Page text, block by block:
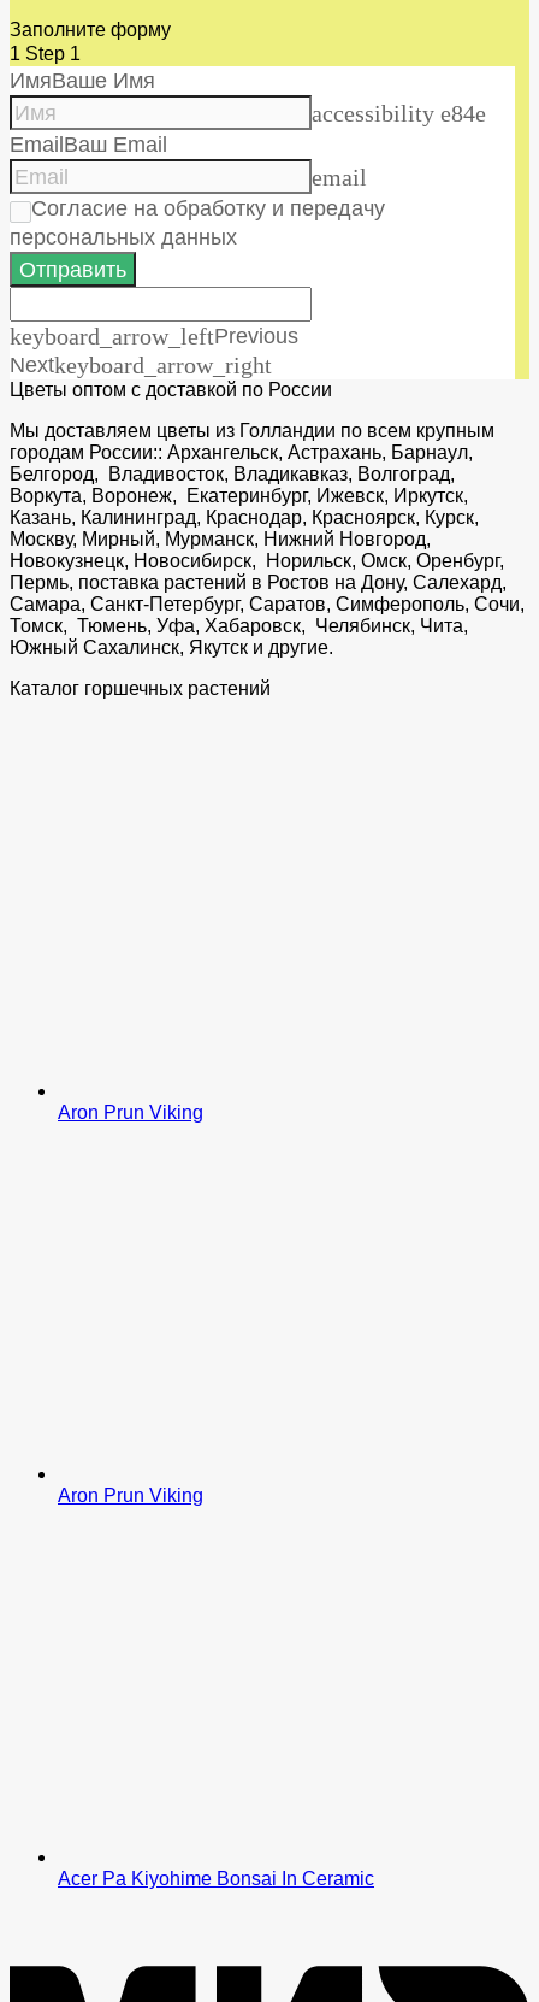
Заполните форму
1 Step 1
ИмяВаше Имя
accessibility e84e
EmailВаш Email
email
Согласие на обработку и передачу
персональных данных
Отправить
keyboard_arrow_leftPrevious
Nextkeyboard_arrow_right
Цветы оптом с доставкой по России
Мы доставляем цветы из Голландии по всем крупным
городам России:: Архангельск, Астрахань, Барнаул,
Белгород, Владивосток, Владикавказ, Волгоград,
Воркута, Воронеж, Екатеринбург, Ижевск, Иркутск,
Казань, Калининград, Краснодар, Красноярск, Курск,
Москву, Мирный, Мурманск, Нижний Новгород,
Новокузнецк, Новосибирск, Норильск, Омск, Оренбург,
Пермь, поставка растений в Ростов на Дону, Салехард,
Самара, Санкт-Петербург, Саратов, Симферополь, Сочи,
Томск, Тюмень, Уфа, Хабаровск, Челябинск, Чита,
Южный Сахалинск, Якутск и другие.
Каталог горшечных растений
Aron Prun Viking
Aron Prun Viking
Acer Pa Kiyohime Bonsai In Ceramic